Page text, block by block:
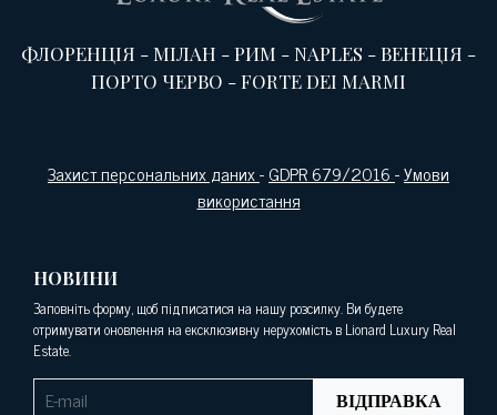
ФЛОРЕНЦІЯ -МІЛАН -РИМ -NAPLES -ВЕНЕЦІЯ -
ПОРТО ЧЕРВО -FORTE DEI MARMI
Захист персональних даних-GDPR 679/2016-Умови
використання
НОВИНИ
Заповніть форму, щоб підписатися на нашу розсилку. Ви будете
отримувати оновлення на ексклюзивну нерухомість в Lionard Luxury Real
Estate.
ВІДПРАВКА